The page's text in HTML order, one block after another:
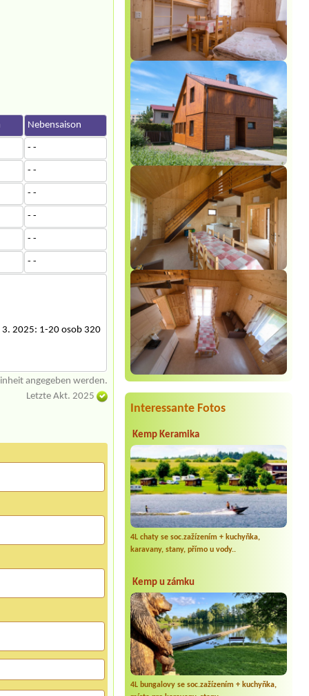
Interessante Fotos
Kemp Keramika
4L chaty se soc.zažízením + kuchyňka,
karavany, stany, přímo u vody..
Kemp u zámku
4L bungalovy se soc.zažízením + kuchyňka,
Nebensaison
- -
- -
- -
- -
- -
- -
2025: 1-20 osob 320
angegeben werden.
Letzte Akt. 2025